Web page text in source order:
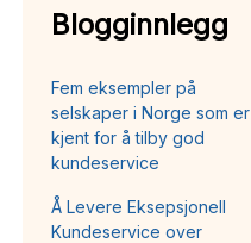
Blogginnlegg
Fem eksempler på
selskaper i Norge som er
kjent for å tilby god
kundeservice
Å Levere Eksepsjonell
Kundeservice over